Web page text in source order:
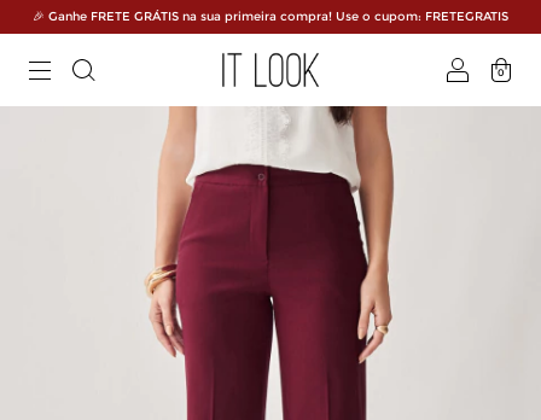
🎉 Ganhe FRETE GRÁTIS na sua primeira compra! Use o cupom: FRETEGRATIS
0